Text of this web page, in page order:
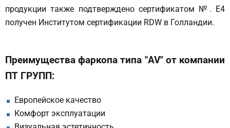
продукции также подтверждено сертификатом №. E4
получен Институтом сертификации RDW в Голландии.
Преимущества фаркопа типа "AV" от компании
ПТ ГРУПП:
Европейское качество
Комфорт эксплуатации